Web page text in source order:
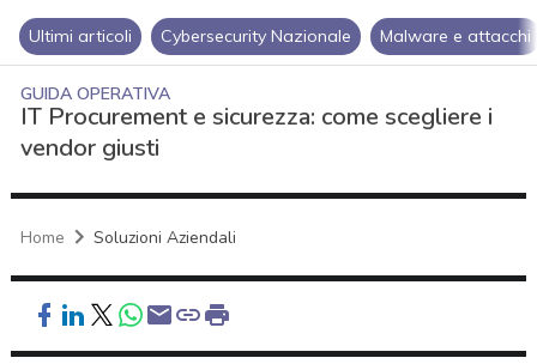
Ultimi articoli Cybersecurity Nazionale Malware e attacchi
GUIDA OPERATIVA
IT Procurement e sicurezza: come scegliere i
vendor giusti
Home Soluzioni Aziendali